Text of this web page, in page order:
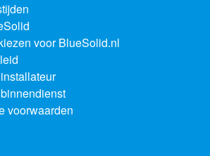
voor BlueSolid.nl
voorwaarden